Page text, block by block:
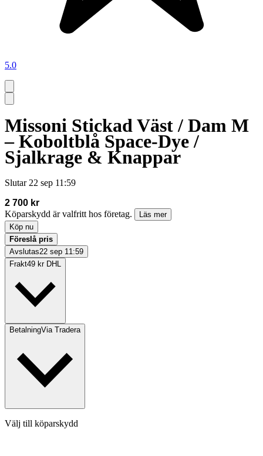
5.0
Missoni Stickad Väst / Dam M
– Koboltblå Space-Dye /
Sjalkrage & Knappar
Slutar 22 sep 11:59
2 700 kr
Köparskydd är valfritt hos företag.
Läs mer
Köp nu
Föreslå pris
Avslutas22 sep 11:59
Frakt49 kr DHL
BetalningVia Tradera
Välj till köparskydd